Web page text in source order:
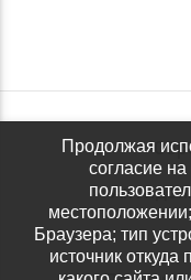
Продолжая
согласие
Браузера; тип
источник откуда